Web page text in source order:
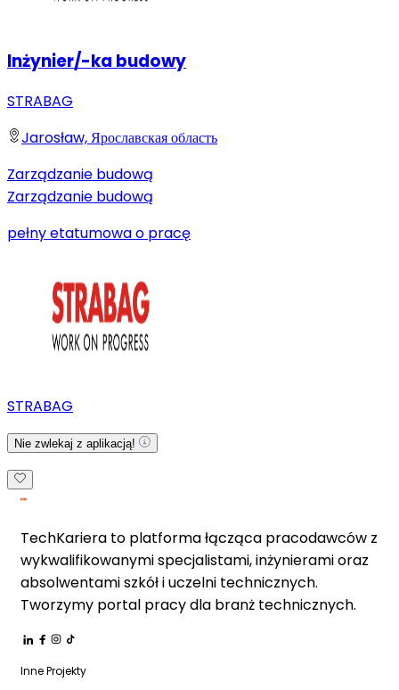
Inżynier/-ka budowy
STRABAG
Jarosław, Ярославская область
Zarządzanie budową
Zarządzanie budową
pełny etatumowa o pracę
STRABAG
Nie zwlekaj z aplikacją!
TechKariera to platforma łącząca pracodawców z
wykwalifikowanymi specjalistami, inżynierami oraz
absolwentami szkół i uczelni technicznych.
Tworzymy portal pracy dla branż technicznych.
Inne Projekty